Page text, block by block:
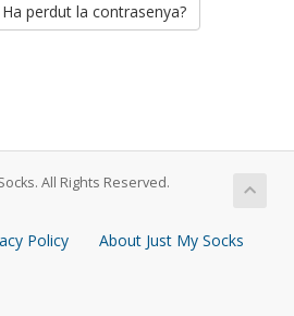
Ha perdut la contrasenya?
All Rights Reserved.
Policy About Just My Socks